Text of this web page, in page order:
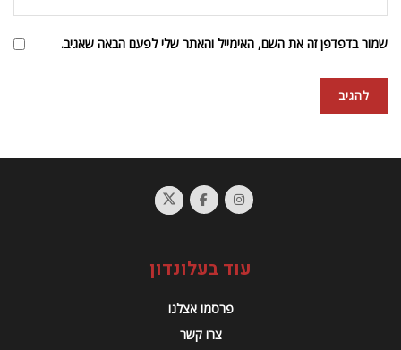
שמור בדפדפן זה את השם, האימייל והאתר שלי לפעם הבאה שאגיב.
עוד בעלונדון
פרסמו אצלנו
צרו קשר